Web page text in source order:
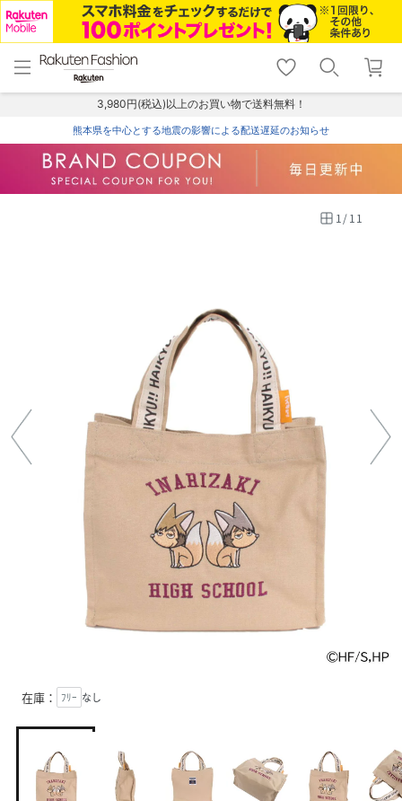
menu home
トップ
shopping_cart lock_outline
ログイン
3,980円(税込)以上のお買い物で送料無料！
熊本県を中心とする地震の影響による配送遅延のお知らせ
1/11
在庫： ﾌﾘｰ なし